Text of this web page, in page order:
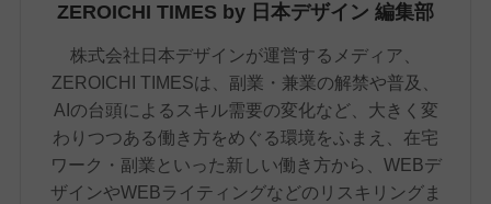
ZEROICHI TIMES by 日本デザイン 編集部
株式会社日本デザインが運営するメディア、
ZEROICHI TIMESは、副業・兼業の解禁や普及、
AIの台頭によるスキル需要の変化など、大きく変
わりつつある働き方をめぐる環境をふまえ、在宅
ワーク・副業といった新しい働き方から、WEBデ
ザインやWEBライティングなどのリスキリングま